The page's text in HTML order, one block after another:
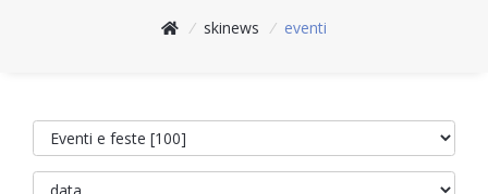
/ skinews / eventi